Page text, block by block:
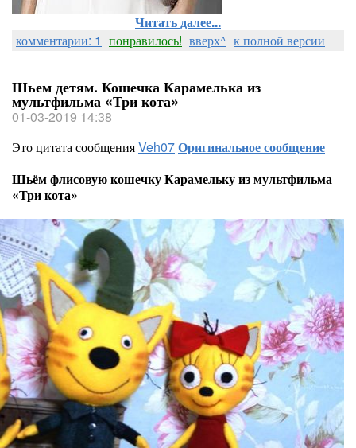
Читать далее...
комментарии: 1 понравилось! вверх^ к полной версии
Шьем детям. Кошечка Карамелька из
мультфильма «Три кота»
01-03-2019 14:38
Это цитата сообщенияVeh07Оригинальное сообщение
Шьём флисовую кошечку Карамельку из мультфильма
«Три кота»